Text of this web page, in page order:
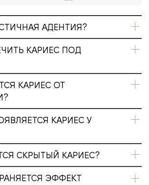
АДЕНТИЯ?
КАРИЕС ПОД
КАРИЕС ОТ
КАРИЕС У
СКРЫТЫЙ КАРИЕС?
ЭФФЕКТ